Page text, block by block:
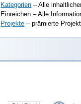
Kategorien – Alle
Einreichen – Alle
Projekte – prämierte